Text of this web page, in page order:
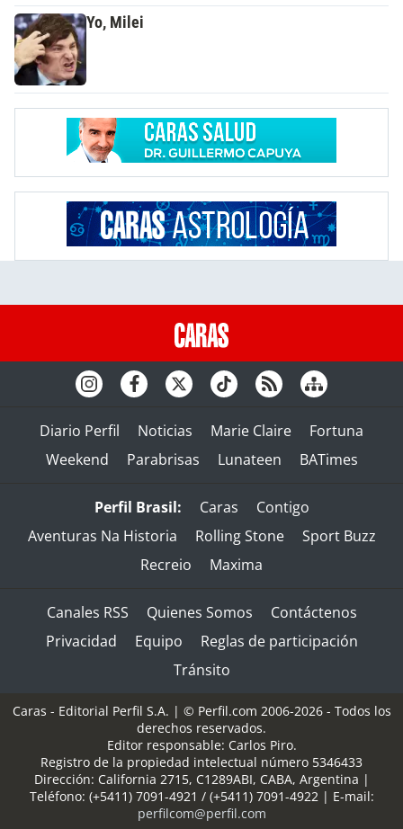
Yo, Milei
Diario Perfil Noticias Marie Claire
Fortuna
Weekend
Parabrisas Lunateen BATimes
Perfil Brasil: Caras
Contigo
Aventuras Na Historia
Rolling Stone
Sport Buzz
Recreio
Maxima
Canales RSS Quienes Somos
Contáctenos
Privacidad
Equipo
Reglas de participación
Tránsito
Caras - Editorial Perfil S.A. | © Perfil.com 2006-2026 - Todos los
derechos reservados.
Editor responsable: Carlos Piro.
Registro de la propiedad intelectual número 5346433
Dirección: California 2715, C1289ABI, CABA, Argentina |
Teléfono: (+5411) 7091-4921 / (+5411) 7091-4922 | E-mail:
perfilcom@perfil.com